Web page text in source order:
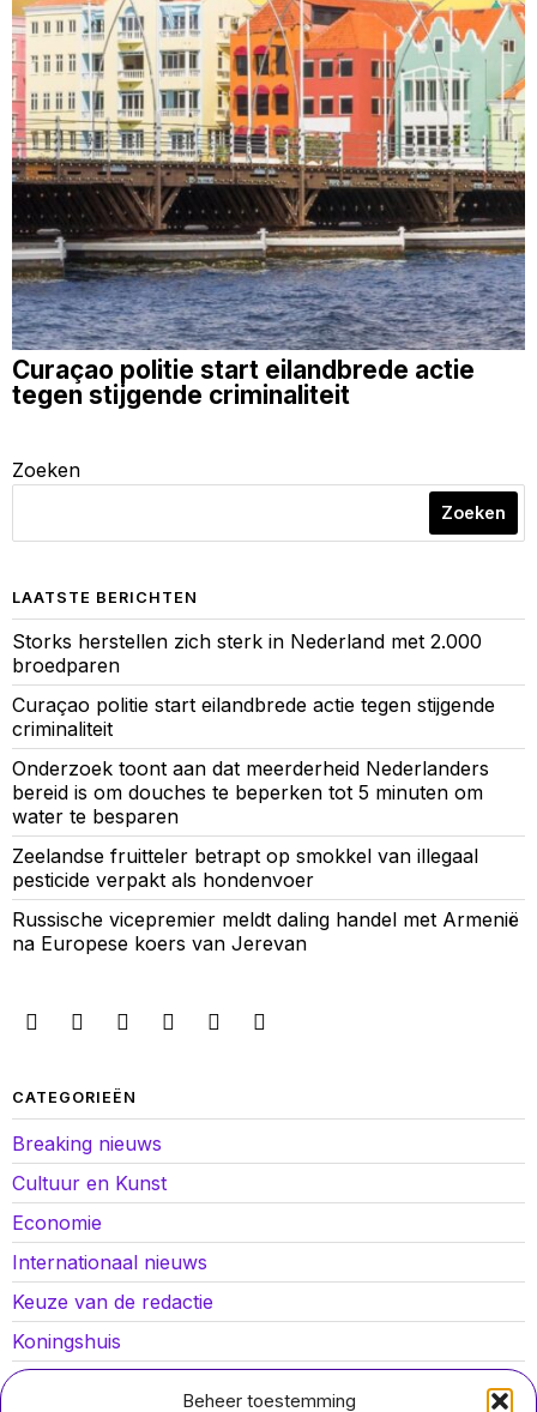
Beheer toestemming
Curaçao politie start eilandbrede actie
tegen stijgende criminaliteit
Zoeken
Zoeken
LAATSTE BERICHTEN
Storks herstellen zich sterk in Nederland met 2.000
broedparen
Curaçao politie start eilandbrede actie tegen stijgende
criminaliteit
Onderzoek toont aan dat meerderheid Nederlanders
bereid is om douches te beperken tot 5 minuten om
water te besparen
Zeelandse fruitteler betrapt op smokkel van illegaal
pesticide verpakt als hondenvoer
Russische vicepremier meldt daling handel met Armenië
na Europese koers van Jerevan
CATEGORIEËN
Breaking nieuws
Cultuur en Kunst
Economie
Internationaal nieuws
Keuze van de redactie
Koningshuis
Lokaal nieuws